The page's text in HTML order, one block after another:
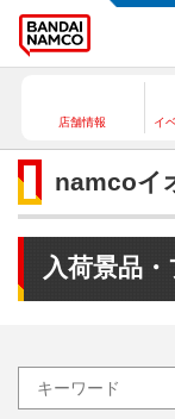
店舗情報 イ
namcoイ
入荷景品